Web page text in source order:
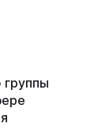
группы